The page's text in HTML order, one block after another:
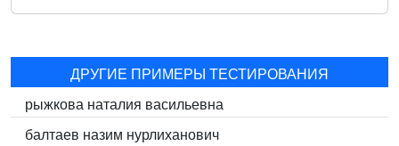
ДРУГИЕ ПРИМЕРЫ ТЕСТИРОВАНИЯ
рыжкова наталия васильевна
балтаев назим нурлиханович